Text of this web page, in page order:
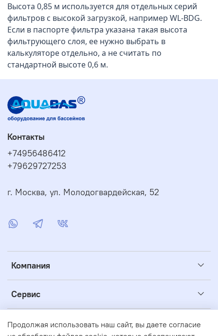
Высота 0,85 м используется для отдельных серий
фильтров с высокой загрузкой, например WL-BDG.
Если в паспорте фильтра указана такая высота
фильтрующего слоя, ее нужно выбрать в
калькуляторе отдельно, а не считать по
стандартной высоте 0,6 м.
Компания
Сервис
Полезное
Контакты
+74956486412
+79629727253
г. Москва, ул. Молодогвардейская, 52
Продолжая использовать наш сайт, вы даете согласие